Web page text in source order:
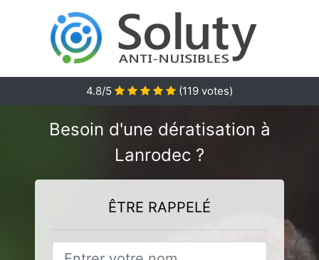
4.8/5 (119 votes)
Besoin d'une dératisation à
Lanrodec ?
ÊTRE RAPPELÉ